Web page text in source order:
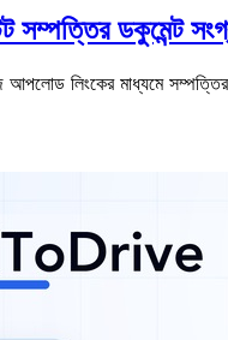
সম্পত্তির ডকুমেন্ট
আপলোড লিংকের মাধ্যমে